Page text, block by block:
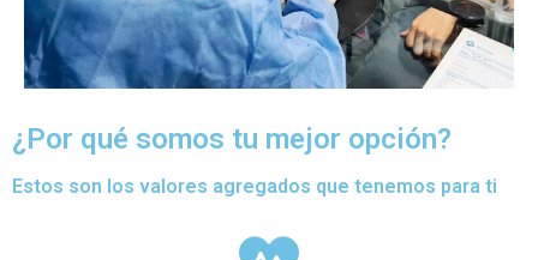
¿Por qué somos tu mejor opción?
Estos son los valores agregados que tenemos para ti